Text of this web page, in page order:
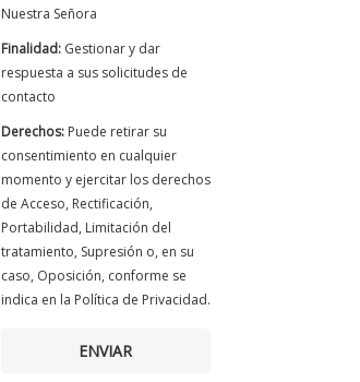
Nuestra Señora
Finalidad:Gestionar y dar
respuesta a sus solicitudes de
contacto
Derechos:Puede retirar su
consentimiento en cualquier
momento y ejercitar los derechos
de Acceso, Rectificación,
Portabilidad, Limitación del
tratamiento, Supresión o, en su
caso, Oposición, conforme se
indica en la Política de Privacidad.
ENVIAR